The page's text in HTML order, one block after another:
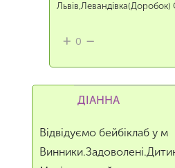
Львів,Левандівка(Доробок)
0
ДІАННА
Відвідуємо бейбіклаб у м